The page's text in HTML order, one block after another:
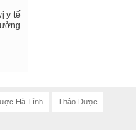
y tế
Hà Tĩnh Thảo Dược